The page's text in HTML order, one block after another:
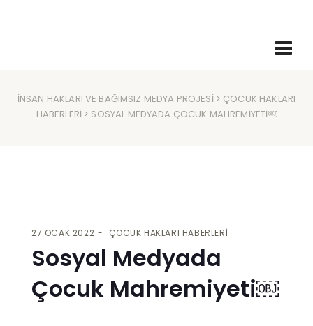
İNSAN HAKLARI VE BAĞIMSIZ MEDYA PROJESI > ÇOCUK HAKLARI
HABERLERI > SOSYAL MEDYADA ÇOCUK MAHREMIYETI￼
27 OCAK 2022 ÇOCUK HAKLARI HABERLERI
Sosyal Medyada
Çocuk Mahremiyeti￼